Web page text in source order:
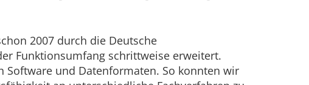
2007 durch die Deutsche
Funktionsumfang schrittweise erweitert.
und Datenformaten. So konnten wir